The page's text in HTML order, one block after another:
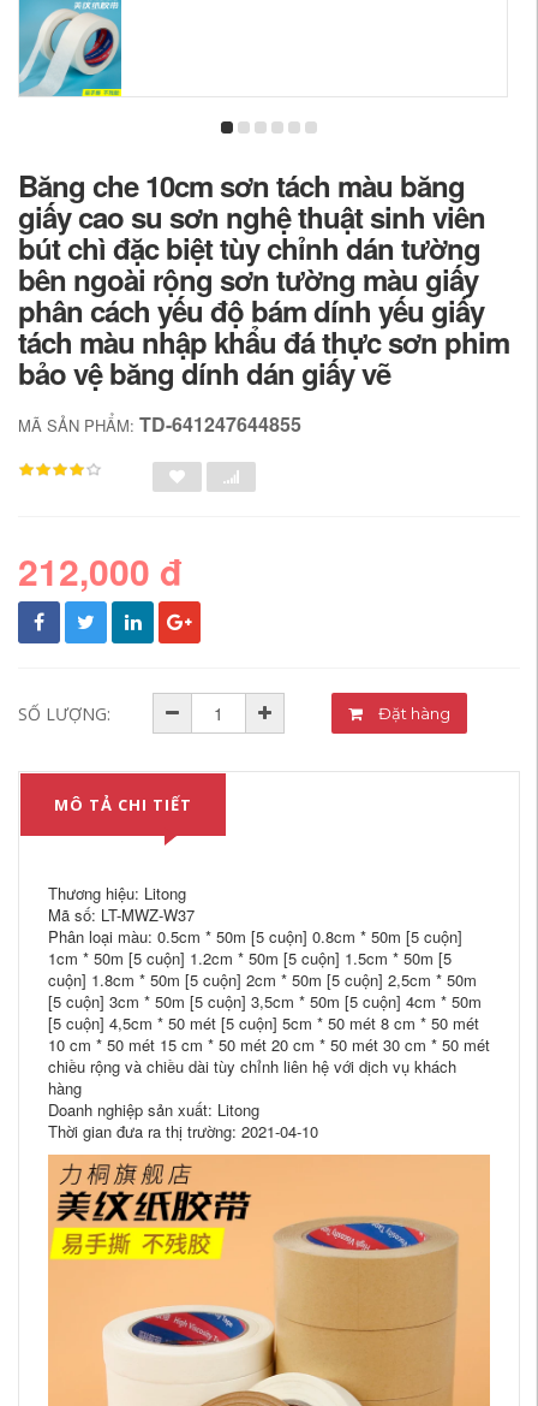
Băng che 10cm sơn tách màu băng
giấy cao su sơn nghệ thuật sinh viên
bút chì đặc biệt tùy chỉnh dán tường
bên ngoài rộng sơn tường màu giấy
phân cách yếu độ bám dính yếu giấy
tách màu nhập khẩu đá thực sơn phim
bảo vệ băng dính dán giấy vẽ
MÃ SẢN PHẨM: TD-641247644855
212,000 đ
SỐ LƯỢNG: Đặt hàng
MÔ TẢ CHI TIẾT
Thương hiệu: Litong
Mã số: LT-MWZ-W37
Phân loại màu: 0.5cm * 50m [5 cuộn] 0.8cm * 50m [5 cuộn]
1cm * 50m [5 cuộn] 1.2cm * 50m [5 cuộn] 1.5cm * 50m [5
cuộn] 1.8cm * 50m [5 cuộn] 2cm * 50m [5 cuộn] 2,5cm * 50m
[5 cuộn] 3cm * 50m [5 cuộn] 3,5cm * 50m [5 cuộn] 4cm * 50m
[5 cuộn] 4,5cm * 50 mét [5 cuộn] 5cm * 50 mét 8 cm * 50 mét
10 cm * 50 mét 15 cm * 50 mét 20 cm * 50 mét 30 cm * 50 mét
chiều rộng và chiều dài tùy chỉnh liên hệ với dịch vụ khách
hàng
Doanh nghiệp sản xuất: Litong
Thời gian đưa ra thị trường: 2021-04-10